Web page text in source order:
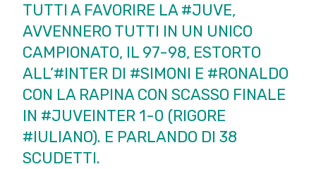
TUTTI A FAVORIRE LA#JUVE,
AVVENNERO TUTTI IN UN UNICO
CAMPIONATO, IL 97-98, ESTORTO
ALL’#INTER DI #SIMONI E #RONALDO
CON LA RAPINA CON SCASSO FINALE
IN #JUVEINTER 1-0 (RIGORE
#IULIANO). E PARLANDO DI 38
SCUDETTI.